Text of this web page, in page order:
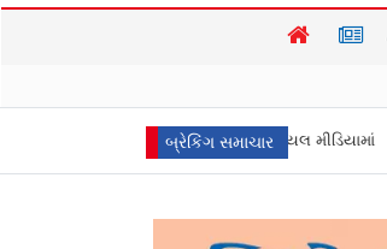
બ્રેકિંગ સમાચાર
મચાવે છે સોશિયલ મીડિયામાં માર્ક ઝુકરબર્ગે